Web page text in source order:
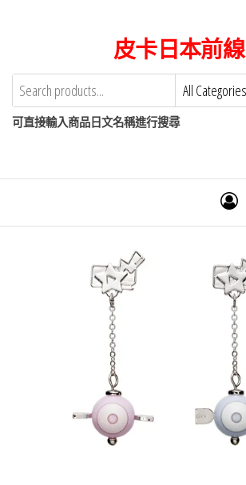
content
皮卡日本前線
可直接輸入商品日文名稱進行搜尋